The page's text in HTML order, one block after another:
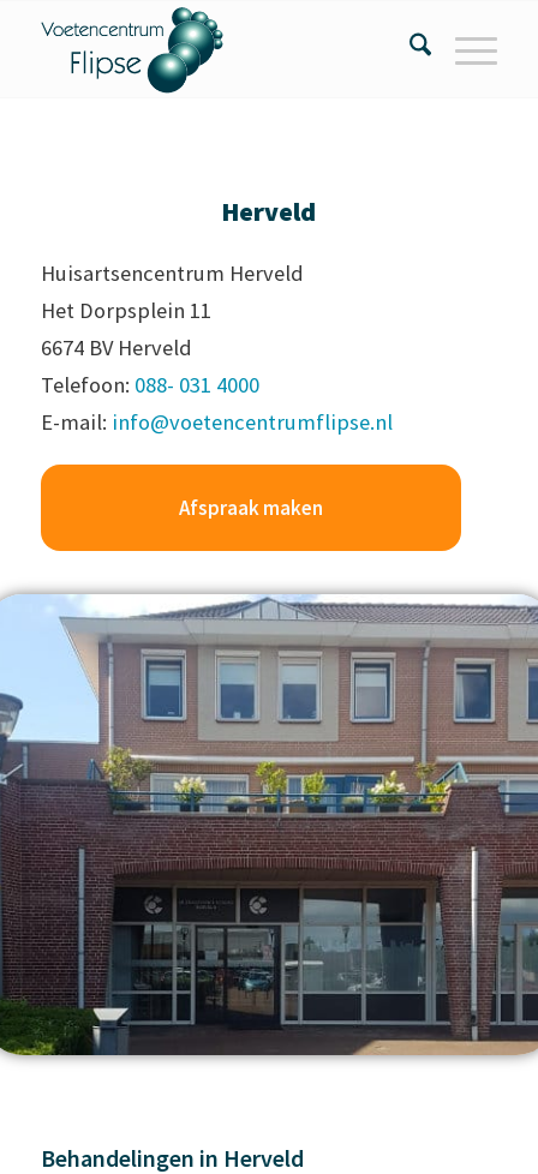
Herveld
Huisartsencentrum Herveld
Het Dorpsplein 11
6674 BV Herveld
Telefoon: 088- 031 4000
E-mail: info@voetencentrumflipse.nl
Afspraak maken
Behandelingen in Herveld